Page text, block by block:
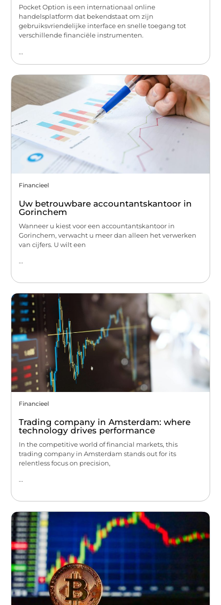
Pocket Option is een internationaal online
handelsplatform dat bekendstaat om zijn
gebruiksvriendelijke interface en snelle toegang tot
verschillende financiële instrumenten.
...
Financieel
Uw betrouwbare accountantskantoor in
Gorinchem
Wanneer u kiest voor een accountantskantoor in
Gorinchem, verwacht u meer dan alleen het verwerken
van cijfers. U wilt een
...
Financieel
Trading company in Amsterdam: where
technology drives performance
In the competitive world of financial markets, this
trading company in Amsterdam stands out for its
relentless focus on precision,
...